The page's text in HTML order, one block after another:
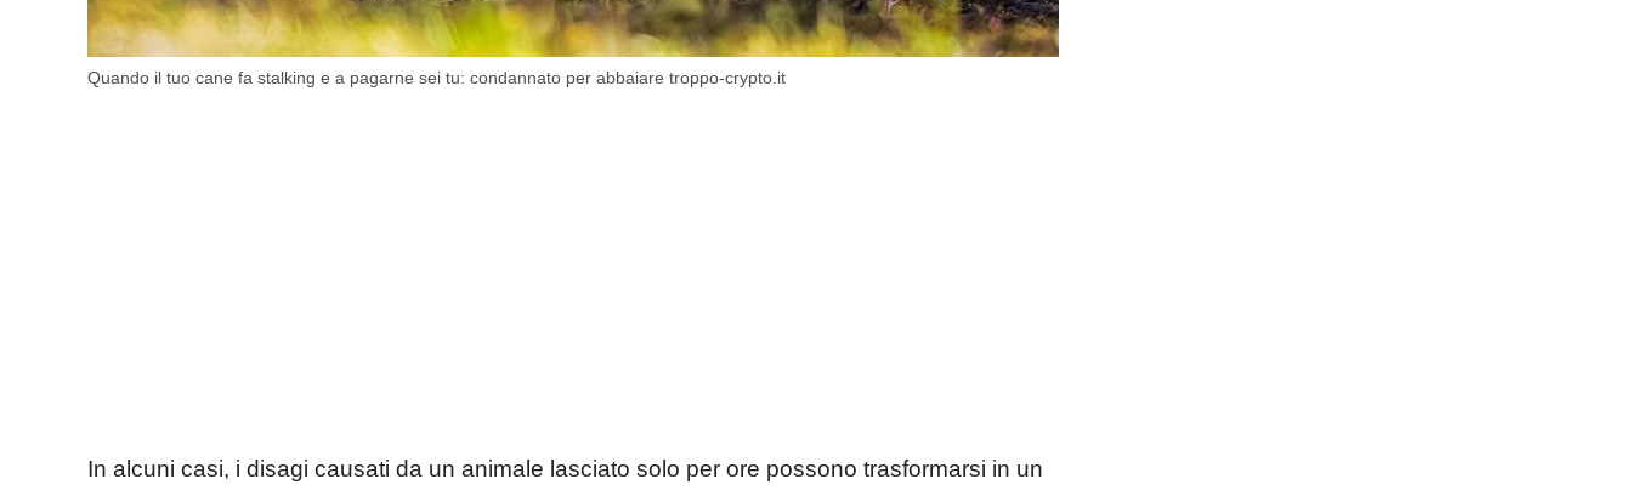
Quando il tuo cane fa stalking e a pagarne sei tu: condannato per abbaiare troppo-crypto.it
In alcuni casi, i disagi causati da un animale lasciato solo per ore possono trasformarsi in un